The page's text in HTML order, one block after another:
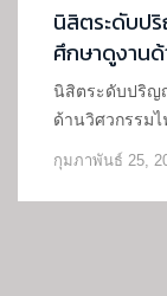
นิสิตระดับป
ศึกษาดูงาน
นิสิตระดับปริญ
ด้านวิศวกรรม
กุมภาพันธ์ 25,